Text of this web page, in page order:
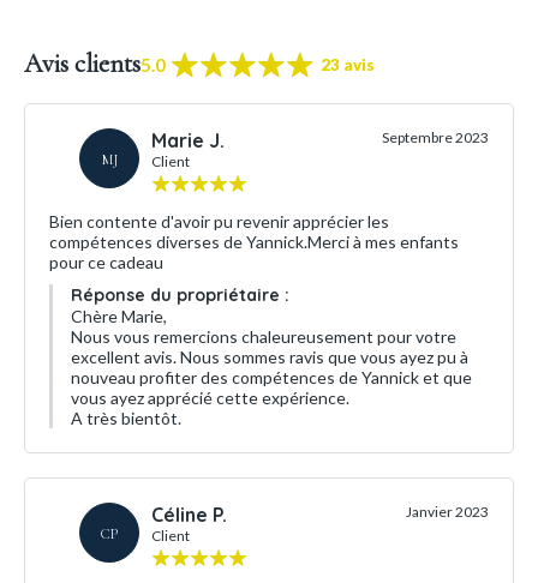
Avis clients5.0 23 avis
MJ
Marie J.
Client
Septembre 2023
Bien contente d'avoir pu revenir apprécier les
compétences diverses de Yannick.Merci à mes enfants
pour ce cadeau
Réponse du propriétaire :
Chère Marie,
Nous vous remercions chaleureusement pour votre
excellent avis. Nous sommes ravis que vous ayez pu à
nouveau profiter des compétences de Yannick et que
vous ayez apprécié cette expérience.
A très bientôt.
CP
Céline P.
Client
Janvier 2023